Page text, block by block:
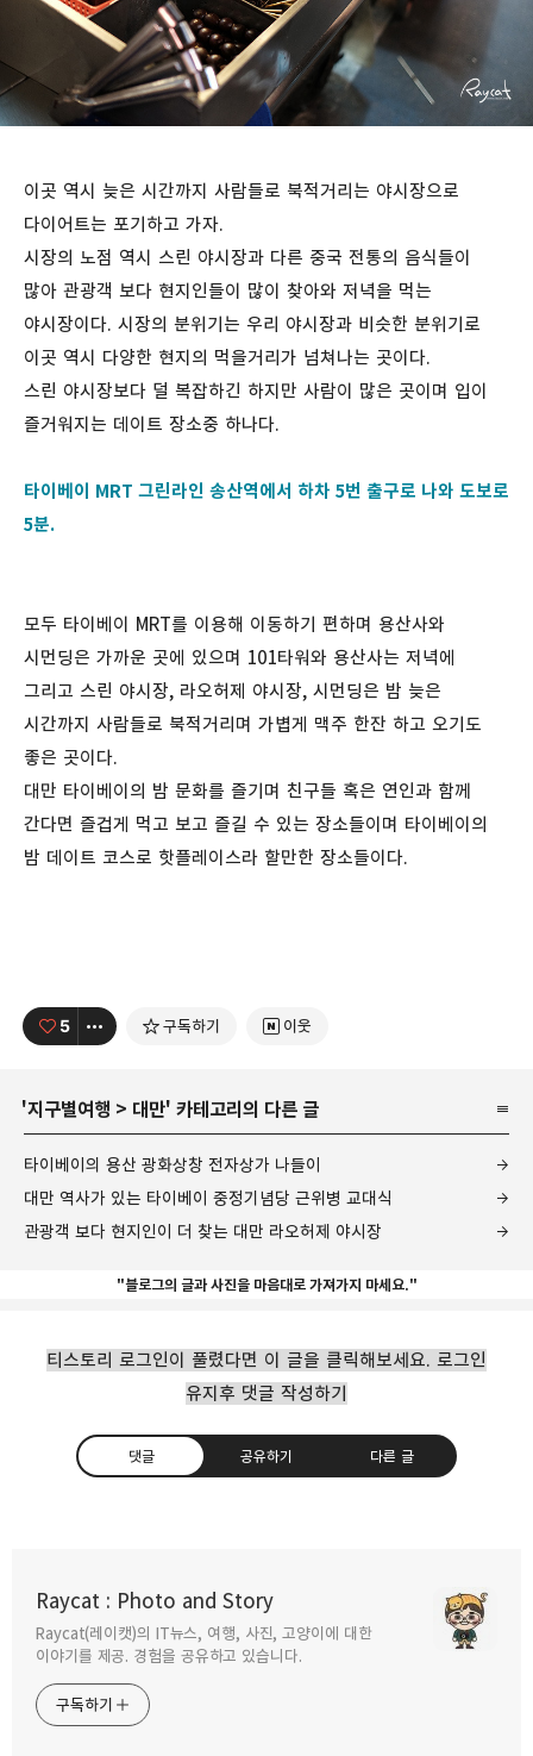
이곳 역시 늦은 시간까지 사람들로 북적거리는 야시장으로
다이어트는 포기하고 가자.
시장의 노점 역시 스린 야시장과 다른 중국 전통의 음식들이
많아 관광객 보다 현지인들이 많이 찾아와 저녁을 먹는
야시장이다. 시장의 분위기는 우리 야시장과 비슷한 분위기로
이곳 역시 다양한 현지의 먹을거리가 넘쳐나는 곳이다.
스린 야시장보다 덜 복잡하긴 하지만 사람이 많은 곳이며 입이
즐거워지는 데이트 장소중 하나다.
타이베이 MRT 그린라인 송산역에서 하차 5번 출구로 나와 도보로
5분.
모두 타이베이 MRT를 이용해 이동하기 편하며 용산사와
시먼딩은 가까운 곳에 있으며 101타워와 용산사는 저녁에
그리고 스린 야시장, 라오허제 야시장, 시먼딩은 밤 늦은
시간까지 사람들로 북적거리며 가볍게 맥주 한잔 하고 오기도
좋은 곳이다.
대만 타이베이의 밤 문화를 즐기며 친구들 혹은 연인과 함께
간다면 즐겁게 먹고 보고 즐길 수 있는 장소들이며 타이베이의
밤 데이트 코스로 핫플레이스라 할만한 장소들이다.
5 구독하기 이웃
'지구별여행 > 대만' 카테고리의 다른 글
타이베이의 용산 광화상창 전자상가 나들이
대만 역사가 있는 타이베이 중정기념당 근위병 교대식
관광객 보다 현지인이 더 찾는 대만 라오허제 야시장
"블로그의 글과 사진을 마음대로 가져가지 마세요."
티스토리 로그인이 풀렸다면 이 글을 클릭해보세요. 로그인
유지후 댓글 작성하기
댓글 공유하기 다른 글
Raycat : Photo and Story
Raycat(레이캣)의 IT뉴스, 여행, 사진, 고양이에 대한
이야기를 제공. 경험을 공유하고 있습니다.
구독하기
구독하기 카카오톡
2018.11.06
타이베이의 용산 광화상창 전자상가 나들이